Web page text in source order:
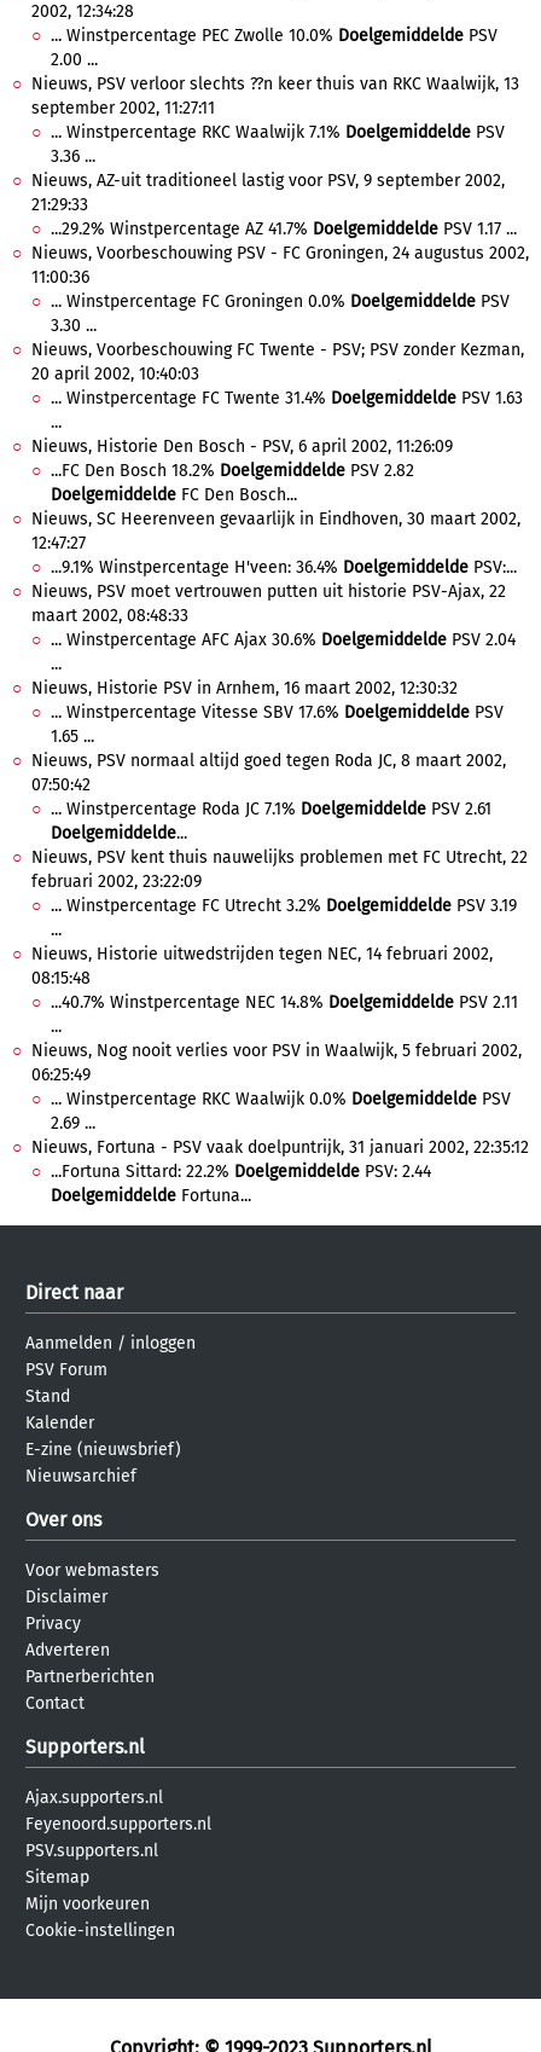
2002, 12:34:28
... Winstpercentage PEC Zwolle 10.0% Doelgemiddelde PSV
2.00 ...
Nieuws, PSV verloor slechts ??n keer thuis van RKC Waalwijk, 13
september 2002, 11:27:11
... Winstpercentage RKC Waalwijk 7.1% Doelgemiddelde PSV
3.36 ...
Nieuws, AZ-uit traditioneel lastig voor PSV, 9 september 2002,
21:29:33
...29.2% Winstpercentage AZ 41.7% Doelgemiddelde PSV 1.17 ...
Nieuws, Voorbeschouwing PSV - FC Groningen, 24 augustus 2002,
11:00:36
... Winstpercentage FC Groningen 0.0% Doelgemiddelde PSV
3.30 ...
Nieuws, Voorbeschouwing FC Twente - PSV; PSV zonder Kezman,
20 april 2002, 10:40:03
... Winstpercentage FC Twente 31.4% Doelgemiddelde PSV 1.63
...
Nieuws, Historie Den Bosch - PSV, 6 april 2002, 11:26:09
...FC Den Bosch 18.2% Doelgemiddelde PSV 2.82
Doelgemiddelde FC Den Bosch...
Nieuws, SC Heerenveen gevaarlijk in Eindhoven, 30 maart 2002,
12:47:27
...9.1% Winstpercentage H'veen: 36.4% Doelgemiddelde PSV:...
Nieuws, PSV moet vertrouwen putten uit historie PSV-Ajax, 22
maart 2002, 08:48:33
... Winstpercentage AFC Ajax 30.6% Doelgemiddelde PSV 2.04
...
Nieuws, Historie PSV in Arnhem, 16 maart 2002, 12:30:32
... Winstpercentage Vitesse SBV 17.6% Doelgemiddelde PSV
1.65 ...
Nieuws, PSV normaal altijd goed tegen Roda JC, 8 maart 2002,
07:50:42
... Winstpercentage Roda JC 7.1% Doelgemiddelde PSV 2.61
Doelgemiddelde...
Nieuws, PSV kent thuis nauwelijks problemen met FC Utrecht, 22
februari 2002, 23:22:09
... Winstpercentage FC Utrecht 3.2% Doelgemiddelde PSV 3.19
...
Nieuws, Historie uitwedstrijden tegen NEC, 14 februari 2002,
08:15:48
...40.7% Winstpercentage NEC 14.8% Doelgemiddelde PSV 2.11
...
Nieuws, Nog nooit verlies voor PSV in Waalwijk, 5 februari 2002,
06:25:49
... Winstpercentage RKC Waalwijk 0.0% Doelgemiddelde PSV
2.69 ...
Nieuws, Fortuna - PSV vaak doelpuntrijk, 31 januari 2002, 22:35:12
...Fortuna Sittard: 22.2% Doelgemiddelde PSV: 2.44
Doelgemiddelde Fortuna...
Direct naar
Aanmelden / inloggen
PSV Forum
Stand
Kalender
E-zine (nieuwsbrief)
Nieuwsarchief
Over ons
Voor webmasters
Disclaimer
Privacy
Adverteren
Partnerberichten
Contact
Supporters.nl
Ajax.supporters.nl
Feyenoord.supporters.nl
PSV.supporters.nl
Sitemap
Mijn voorkeuren
Cookie-instellingen